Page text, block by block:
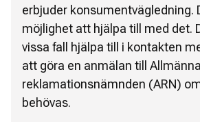
erbjuder konsumentvägledning.
möjlighet att hjälpa till med det.
vissa fall hjälpa till i kontakten
att göra en anmälan till Allmänna
reklamationsnämnden (ARN)
behövas.